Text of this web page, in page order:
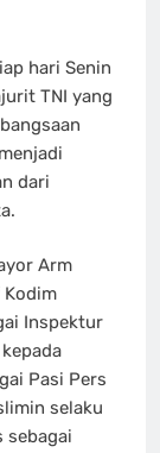
hari Senin
TNI yang
dari
Arm
Kodim
Inspektur
Pasi Pers
selaku
sebagai